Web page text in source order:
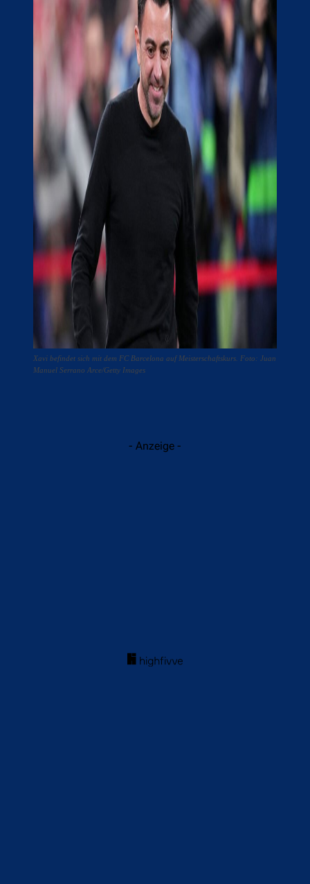
Xavi befindet sich mit dem FC Barcelona auf Meisterschaftskurs. Foto: Juan
Manuel Serrano Arce/Getty Images
- Anzeige -